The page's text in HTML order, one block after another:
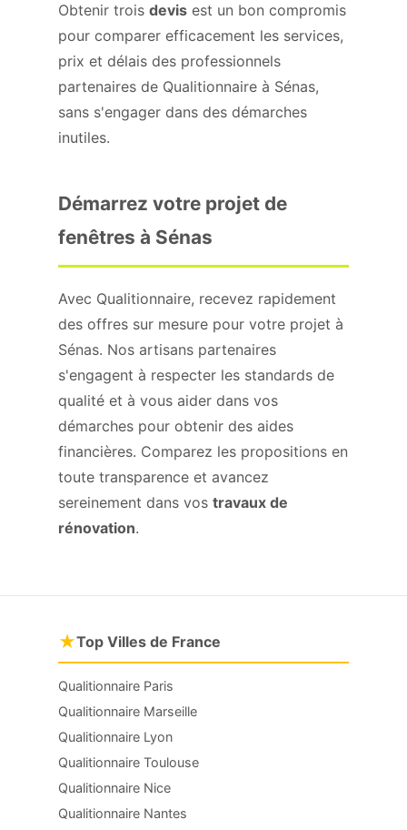
Obtenir trois devis est un bon compromis
pour comparer efficacement les services,
prix et délais des professionnels
partenaires de Qualitionnaire à Sénas,
sans s'engager dans des démarches
inutiles.
Démarrez votre projet de
fenêtres à Sénas
Avec Qualitionnaire, recevez rapidement
des offres sur mesure pour votre projet à
Sénas. Nos artisans partenaires
s'engagent à respecter les standards de
qualité et à vous aider dans vos
démarches pour obtenir des aides
financières. Comparez les propositions en
toute transparence et avancez
sereinement dans vos travaux de
rénovation.
★Top Villes de France
Qualitionnaire Paris
Qualitionnaire Marseille
Qualitionnaire Lyon
Qualitionnaire Toulouse
Qualitionnaire Nice
Qualitionnaire Nantes